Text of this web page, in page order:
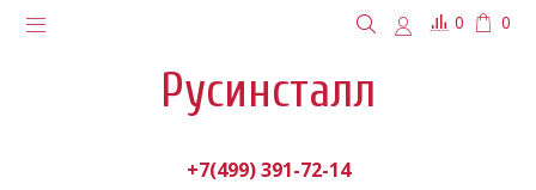
0 0
Русинсталл
+7(499) 391-72-14